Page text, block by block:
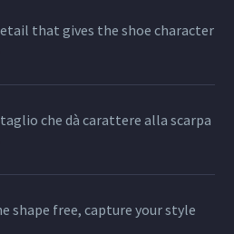
that gives the shoe character
che dà carattere alla scarpa
shape free, capture your style